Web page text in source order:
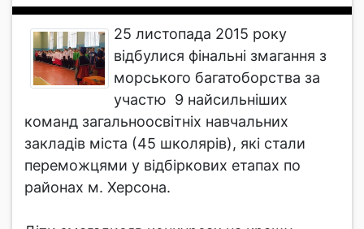
25 листопада 2015 року
відбулися фінальні змагання з
морського багатоборства за
участю 9 найсильніших
команд загальноосвітніх навчальних
закладів міста (45 школярів), які стали
переможцями у відбіркових етапах по
районах м. Херсона.